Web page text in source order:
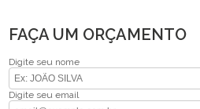
FAÇA UM ORÇAMENTO
Digite seu nome
Digite seu email